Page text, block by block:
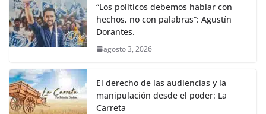
“Los políticos debemos hablar con
hechos, no con palabras”: Agustín
Dorantes.
agosto 3, 2026
El derecho de las audiencias y la
manipulación desde el poder: La
Carreta